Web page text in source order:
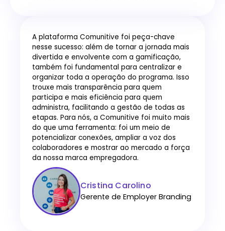
A plataforma Comunitive foi peça-chave
nesse sucesso: além de tornar a jornada mais
divertida e envolvente com a gamificação,
também foi fundamental para centralizar e
organizar toda a operação do programa. Isso
trouxe mais transparência para quem
participa e mais eficiência para quem
administra, facilitando a gestão de todas as
etapas. Para nós, a Comunitive foi muito mais
do que uma ferramenta: foi um meio de
potencializar conexões, ampliar a voz dos
colaboradores e mostrar ao mercado a força
da nossa marca empregadora.
Cristina Carolino
Gerente de Employer Branding